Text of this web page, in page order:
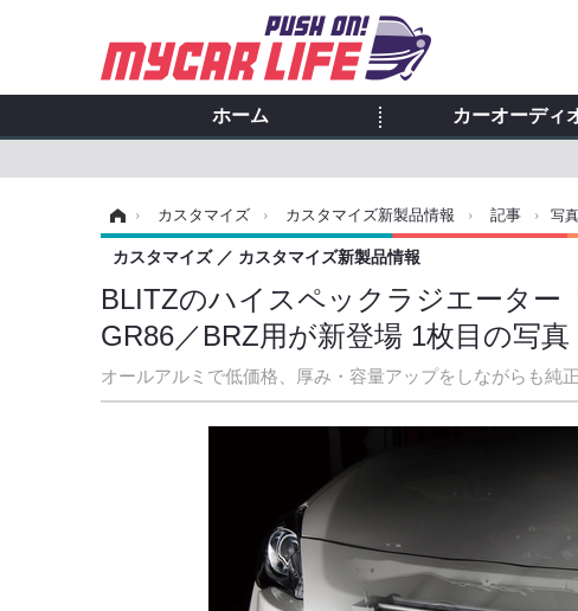
ホーム カーオーディ
› カスタマイズ › カスタマイズ新製品情報 › 記事 › 写
BLITZのハイスペックラジエーター
GR86／BRZ用が新登場 1枚目の写真
オールアルミで低価格、厚み・容量アップをしながらも純
カスタマイズ カスタマイズ新製品情報